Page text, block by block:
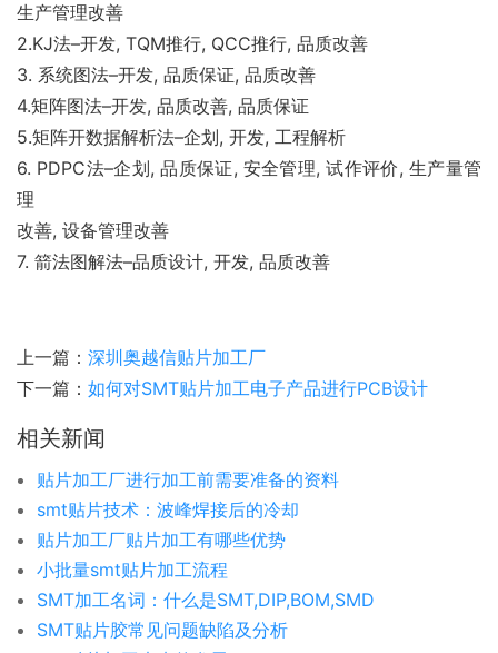
生产管理改善
2.KJ法–开发, TQM推行, QCC推行, 品质改善
3. 系统图法–开发, 品质保证, 品质改善
4.矩阵图法–开发, 品质改善, 品质保证
5.矩阵开数据解析法–企划, 开发, 工程解析
6. PDPC法–企划, 品质保证, 安全管理, 试作评价, 生产量管
理
改善, 设备管理改善
7. 箭法图解法–品质设计, 开发, 品质改善
上一篇： 深圳奥越信贴片加工厂
下一篇： 如何对SMT贴片加工电子产品进行PCB设计
相关新闻
贴片加工厂进行加工前需要准备的资料
smt贴片技术：波峰焊接后的冷却
贴片加工厂贴片加工有哪些优势
小批量smt贴片加工流程
SMT加工名词：什么是SMT,DIP,BOM,SMD
SMT贴片胶常见问题缺陷及分析